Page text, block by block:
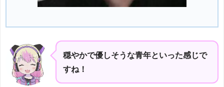
穏やかで優しそうな青年といった感じで
すね！